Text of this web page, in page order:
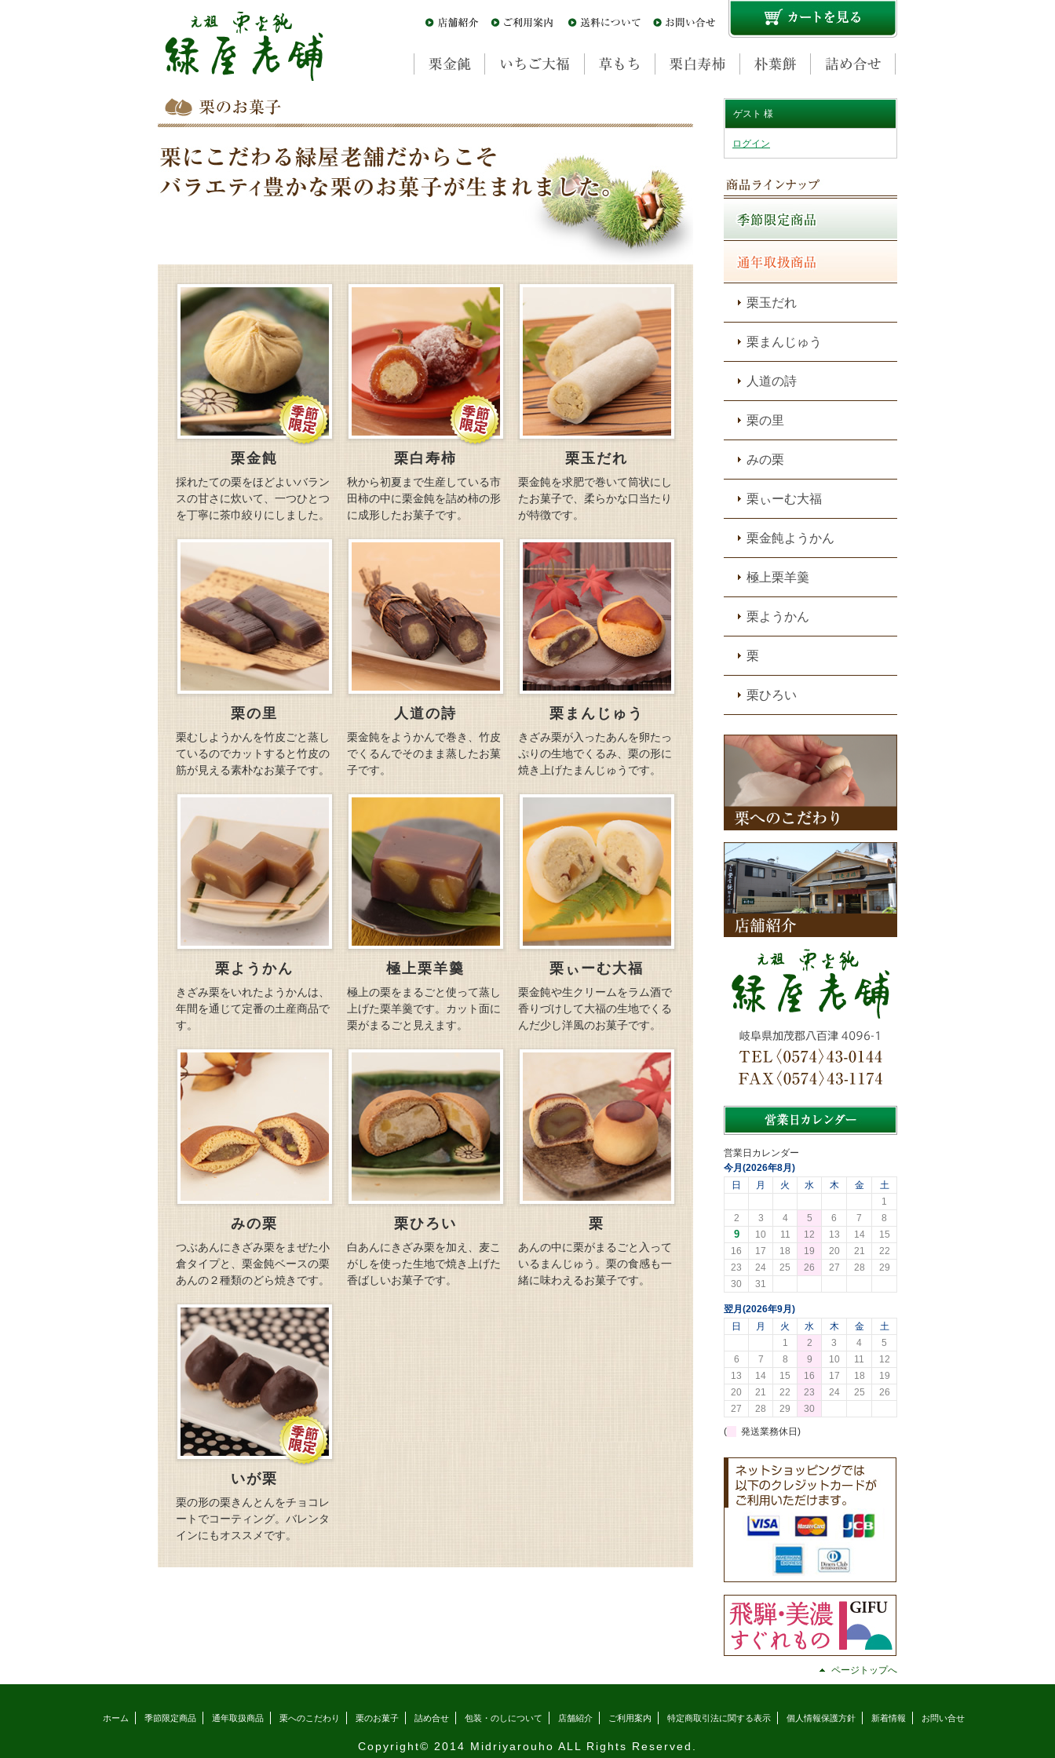
栗金飩
採れたての栗をほどよいバラン
スの甘さに炊いて、一つひとつ
を丁寧に茶巾絞りにしました。
栗白寿柿
秋から初夏まで生産している市
田柿の中に栗金飩を詰め柿の形
に成形したお菓子です。
栗玉だれ
栗金飩を求肥で巻いて筒状にし
たお菓子で、柔らかな口当たり
が特徴です。
栗の里
栗むしようかんを竹皮ごと蒸し
ているのでカットすると竹皮の
筋が見える素朴なお菓子です。
人道の詩
栗金飩をようかんで巻き、竹皮
でくるんでそのまま蒸したお菓
子です。
栗まんじゅう
きざみ栗が入ったあんを卵たっ
ぷりの生地でくるみ、栗の形に
焼き上げたまんじゅうです。
栗ようかん
きざみ栗をいれたようかんは、
年間を通じて定番の土産商品で
す。
極上栗羊羹
極上の栗をまるごと使って蒸し
上げた栗羊羹です。カット面に
栗がまるごと見えます。
栗ぃーむ大福
栗金飩や生クリームをラム酒で
香りづけして大福の生地でくる
んだ少し洋風のお菓子です。
みの栗
つぶあんにきざみ栗をまぜた小
倉タイプと、栗金飩ベースの栗
あんの２種類のどら焼きです。
栗ひろい
白あんにきざみ栗を加え、麦こ
がしを使った生地で焼き上げた
香ばしいお菓子です。
栗
あんの中に栗がまるごと入って
いるまんじゅう。栗の食感も一
緒に味わえるお菓子です。
いが栗
栗の形の栗きんとんをチョコレ
ートでコーティング。バレンタ
インにもオススメです。
ゲスト 様
ログイン
栗玉だれ
栗まんじゅう
人道の詩
栗の里
みの栗
栗ぃーむ大福
栗金飩ようかん
極上栗羊羹
栗ようかん
栗
栗ひろい
営業日カレンダー
今月(2026年8月)
日
月 火 水 木 金
土
1
2
3 4 5 6 7 8
9 10 11 12 13 14
15
16
17 18 19 20 21
22
23
24 25 26 27 28
29
30
31
翌月(2026年9月)
日
月 火 水 木 金
土
1
2 3 4
5
6
7 8 9 10 11
12
13
14 15 16 17 18
19
20
21 22 23 24 25
26
27
28 29 30
( 発送業務休日)
ページトップへ
ホーム 季節限定商品 通年取扱商品 栗へのこだわり 栗のお菓子 詰め合せ 包装・のしについて 店舗紹介 ご利用案内 特定商取引法に関する表示 個人情報保護方針 新着情報 お問い合せ
Copyright© 2014 Midriyarouho ALL Rights Reserved.